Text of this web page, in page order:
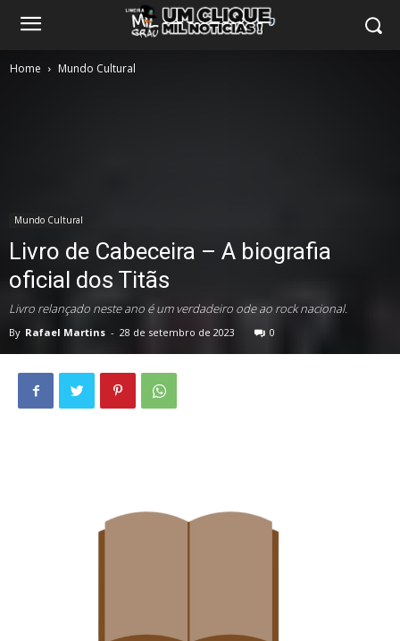
Home Mundo Cultural
Mundo Cultural
Livro de Cabeceira – A biografia
oficial dos Titãs
Livro relançado neste ano é um verdadeiro ode ao rock nacional.
By Rafael Martins - 28 de setembro de 2023 0